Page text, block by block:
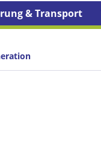
& Transport